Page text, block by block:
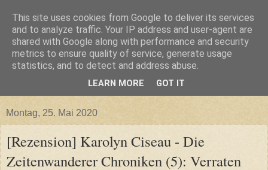
Montag, 25. Mai 2020
[Rezension] Karolyn Ciseau - Die
Zeitenwanderer Chroniken (5): Verraten
This site uses cookies from Google to deliver its services
and to analyze traffic. Your IP address and user-agent are
shared with Google along with performance and security
metrics to ensure quality of service, generate usage
statistics, and to detect and address abuse.
LEARN MORE GOT IT